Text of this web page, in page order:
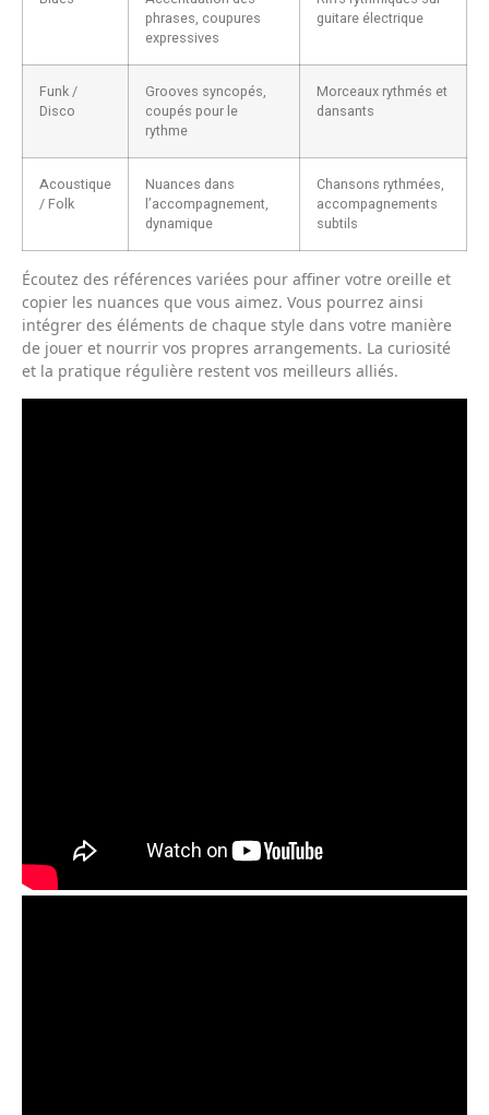
phrases, coupures
expressives
guitare électrique
Funk /
Disco
Grooves syncopés,
coupés pour le
rythme
Morceaux rythmés et
dansants
Acoustique
/ Folk
Nuances dans
l’accompagnement,
dynamique
Chansons rythmées,
accompagnements
subtils
Écoutez des références variées pour affiner votre oreille et
copier les nuances que vous aimez. Vous pourrez ainsi
intégrer des éléments de chaque style dans votre manière
de jouer et nourrir vos propres arrangements. La curiosité
et la pratique régulière restent vos meilleurs alliés.